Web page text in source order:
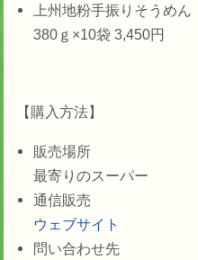
上州地粉手振りそうめん
380ｇ×10袋 3,450円
【購入方法】
販売場所
最寄りのスーパー
通信販売
ウェブサイト
問い合わせ先